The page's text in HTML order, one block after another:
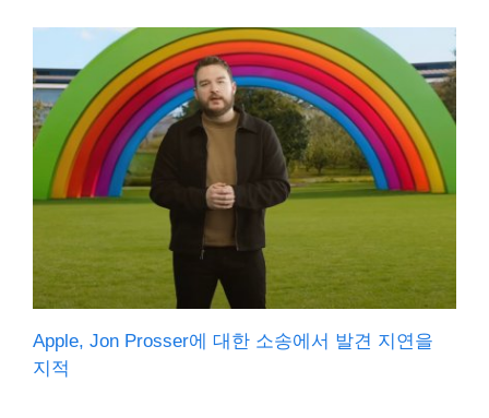
Apple, Jon Prosser에 대한 소송에서 발견 지연을
지적